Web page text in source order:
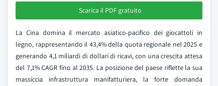
Scarica il PDF gratuito
La Cina domina il mercato asiatico-pacifico dei giocattoli in
legno, rappresentando il 43,4% della quota regionale nel 2025 e
generando 4,1 miliardi di dollari di ricavi, con una crescita attesa
del 7,1% CAGR fino al 2035. La posizione del paese riflette la sua
massiccia infrastruttura manifatturiera, la forte domanda